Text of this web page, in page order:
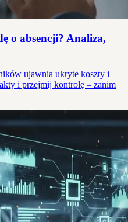
o absencji? Analiza,
ujawnia ukryte koszty i
i przejmij kontrolę – zanim